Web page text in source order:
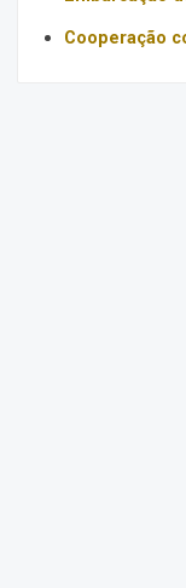
Cooperação